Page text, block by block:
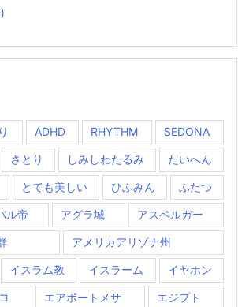
ADHD RHYTHM SEDONA
さとり しみしわたるみ たいへん
とても美しい ひふみん ふたつ
ル帝 アグラ城 アスペルガー
アメリカアリゾナ州
イスラム教 イスラーム イヤホン
エアポートメサ エジプト